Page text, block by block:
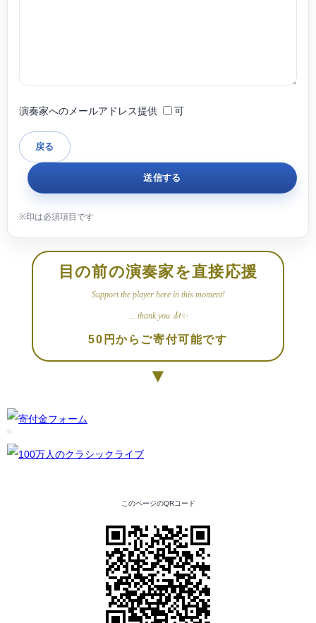
ナー、アレキサンダー・ロスラー、パスクアール・イアンノーネ各氏の著名な
音楽家によるマスタークラスを受講し研鑽を積む。
ウィーン国際音楽ゼミナールにてディプロム取得。
【Blogもよろしければご覧ください♩】
https://amahonopiano.livedoor.blog/
演奏家へのメールアドレス提供 可
目の前の演奏家を直接応援
Support the player here in this moment!
... thank you 🎻✨
50円からご寄付可能です
▼
このページのQRコード